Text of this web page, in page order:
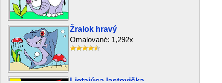
Žralok hravý
Omalované: 1,292x
Lietajúca lastovička